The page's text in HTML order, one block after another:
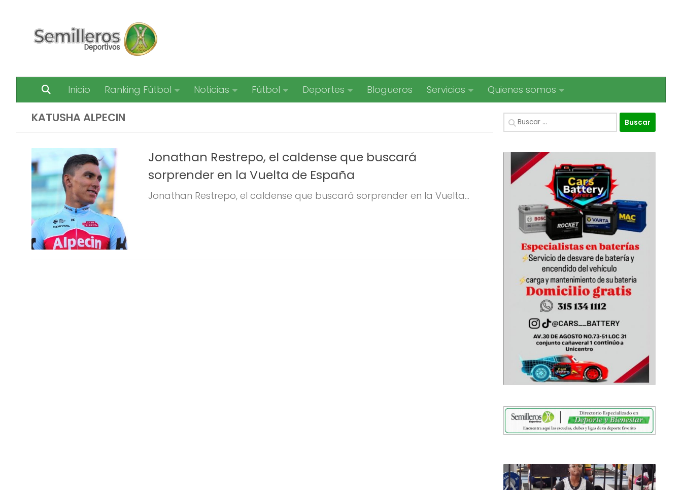
Inicio Ranking Fútbol Noticias Fútbol Deportes Blogueros Servicios Quienes somos
KATUSHA ALPECIN
Jonathan Restrepo, el caldense que buscará
sorprender en la Vuelta de España
Jonathan Restrepo, el caldense que buscará sorprender en la Vuelta...
Buscar: